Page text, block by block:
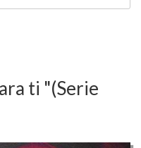
ti "(Serie